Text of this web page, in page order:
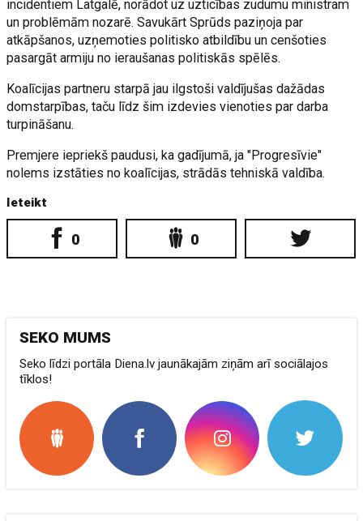
incidentiem Latgalē, norādot uz uzticības zudumu ministram
un problēmām nozarē. Savukārt Sprūds paziņoja par
atkāpšanos, uzņemoties politisko atbildību un cenšoties
pasargāt armiju no ieraušanas politiskās spēlēs.
Koalīcijas partneru starpā jau ilgstoši valdījušas dažādas
domstarpības, taču līdz šim izdevies vienoties par darba
turpināšanu.
Premjere iepriekš paudusi, ka gadījumā, ja "Progresīvie"
nolems izstāties no koalīcijas, strādās tehniskā valdība.
Ieteikt
0 0
SEKO MUMS
Seko līdzi portāla Diena.lv jaunākajām ziņām arī sociālajos
tīklos!